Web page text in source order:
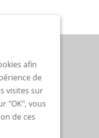
afin
de
visites sur
"OK", vous
de ces